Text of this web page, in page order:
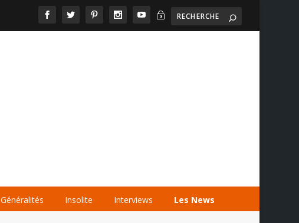
~
Généralités Insolite Interviews Les News